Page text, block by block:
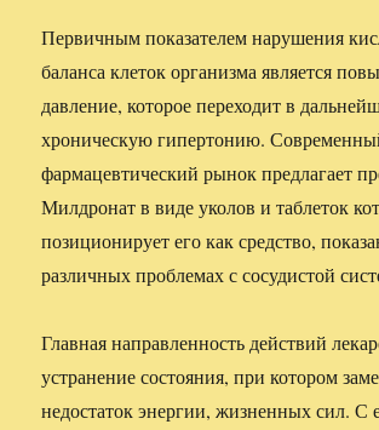
Первичным показателем нарушения
баланса клеток организма является
давление, которое переходит в
хроническую гипертонию.
фармацевтический рынок предлагает
Милдронат в виде уколов и таблеток
позиционирует его как средство,
различных проблемах с сосудистой
Главная направленность действий
устранение состояния, при котором
недостаток энергии, жизненных сил.